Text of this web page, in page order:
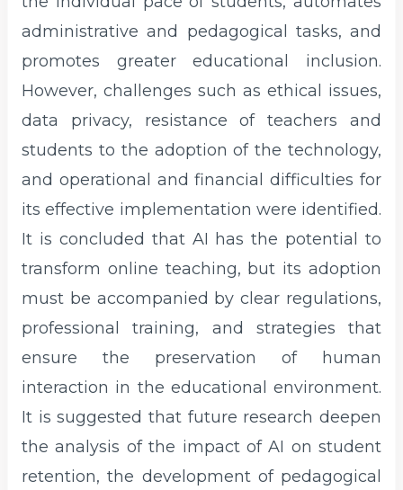
administrative and pedagogical tasks, and
promotes greater educational inclusion.
However, challenges such as ethical issues,
data privacy, resistance of teachers and
students to the adoption of the technology,
and operational and financial difficulties for
its effective implementation were identified.
It is concluded that AI has the potential to
transform online teaching, but its adoption
must be accompanied by clear regulations,
professional training, and strategies that
ensure the preservation of human
interaction in the educational environment.
It is suggested that future research deepen
the analysis of the impact of AI on student
retention, the development of pedagogical